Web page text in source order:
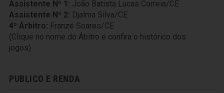
Assistente Nº 1: João Batista Lucas Correia/CE
Assistente Nº 2: Djalma Silva/CE
4º Árbitro: Franzé Soares/CE
(Clique no nome do Ábitro e confira o histórico dos
jogos)
PUBLICO E RENDA